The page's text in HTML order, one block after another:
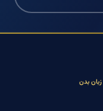
بدن